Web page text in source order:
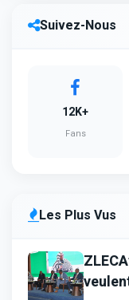
Suivez-Nous
12K+
Fans
Les Plus Vus